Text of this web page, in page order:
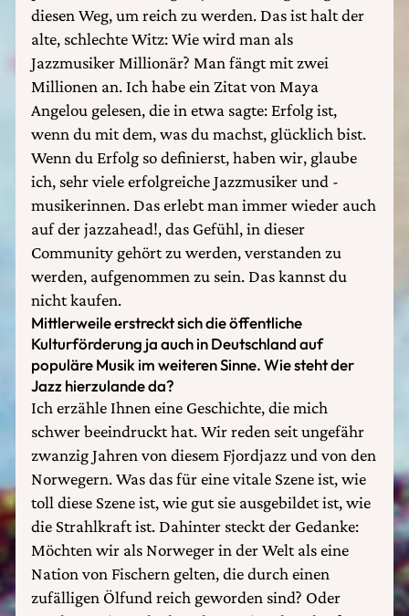
diesen Weg, um reich zu werden. Das ist halt der
alte, schlechte Witz: Wie wird man als
Jazzmusiker Millionär? Man fängt mit zwei
Millionen an. Ich habe ein Zitat von Maya
Angelou gelesen, die in etwa sagte: Erfolg ist,
wenn du mit dem, was du machst, glücklich bist.
Wenn du Erfolg so definierst, haben wir, glaube
ich, sehr viele erfolgreiche Jazzmusiker und -
musikerinnen. Das erlebt man immer wieder auch
auf der jazzahead!, das Gefühl, in dieser
Community gehört zu werden, verstanden zu
werden, aufgenommen zu sein. Das kannst du
nicht kaufen.
Mittlerweile erstreckt sich die öffentliche
Kulturförderung ja auch in Deutschland auf
populäre Musik im weiteren Sinne. Wie steht der
Jazz hierzulande da?
Ich erzähle Ihnen eine Geschichte, die mich
schwer beeindruckt hat. Wir reden seit ungefähr
zwanzig Jahren von diesem Fjordjazz und von den
Norwegern. Was das für eine vitale Szene ist, wie
toll diese Szene ist, wie gut sie ausgebildet ist, wie
die Strahlkraft ist. Dahinter steckt der Gedanke:
Möchten wir als Norweger in der Welt als eine
Nation von Fischern gelten, die durch einen
zufälligen Ölfund reich geworden sind? Oder